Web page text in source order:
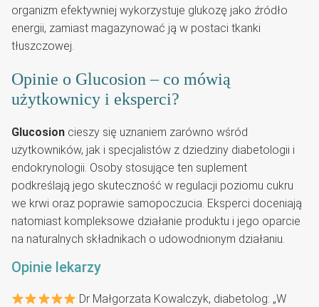
organizm efektywniej wykorzystuje glukozę jako źródło
energii, zamiast magazynować ją w postaci tkanki
tłuszczowej.
Opinie o Glucosion – co mówią
użytkownicy i eksperci?
Glucosion cieszy się uznaniem zarówno wśród
użytkowników, jak i specjalistów z dziedziny diabetologii i
endokrynologii. Osoby stosujące ten suplement
podkreślają jego skuteczność w regulacji poziomu cukru
we krwi oraz poprawie samopoczucia. Eksperci doceniają
natomiast kompleksowe działanie produktu i jego oparcie
na naturalnych składnikach o udowodnionym działaniu.
Opinie lekarzy
Dr Małgorzata Kowalczyk, diabetolog: „W